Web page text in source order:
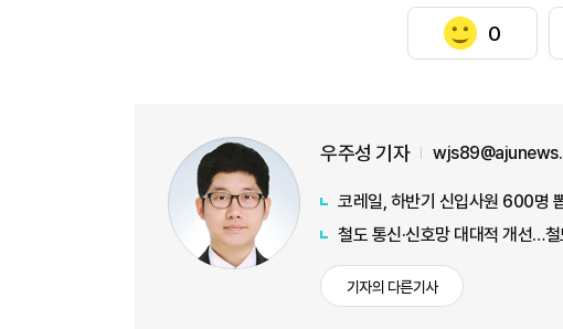
0
우주성 기자
코레일, 하반기 신입사원 600명
철도 통신·신호망 대대적 개선…
기자의 다른기사